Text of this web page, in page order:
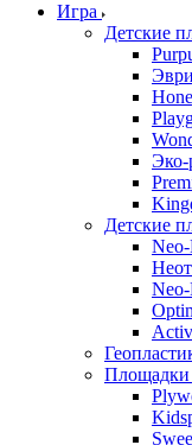
Игра
Детские
Эври
Эко-
Детские
Площадки